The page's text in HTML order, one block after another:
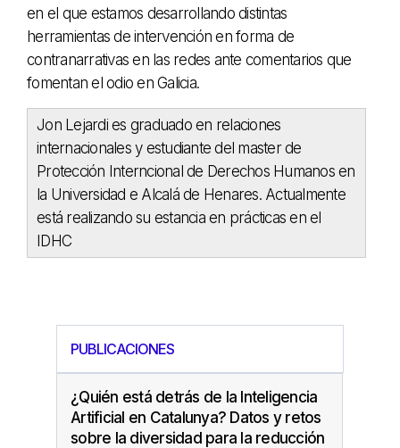
en el que estamos desarrollando distintas
herramientas de intervención en forma de
contranarrativas en las redes ante comentarios que
fomentan el odio en Galicia.
Jon Lejardi es graduado en relaciones
internacionales y estudiante del master de
Protección Interncional de Derechos Humanos en
la Universidad e Alcalá de Henares. Actualmente
está realizando su estancia en prácticas en el
IDHC
PUBLICACIONES
¿Quién está detrás de la Inteligencia
Artificial en Catalunya? Datos y retos
sobre la diversidad para la reducción